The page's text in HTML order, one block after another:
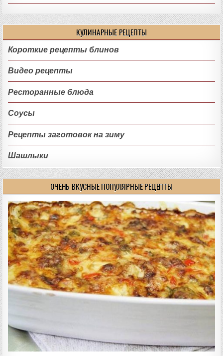
КУЛИНАРНЫЕ РЕЦЕПТЫ
Короткие рецепты блинов
Видео рецепты
Ресторанные блюда
Соусы
Рецепты заготовок на зиму
Шашлыки
ОЧЕНЬ ВКУСНЫЕ ПОПУЛЯРНЫЕ РЕЦЕПТЫ